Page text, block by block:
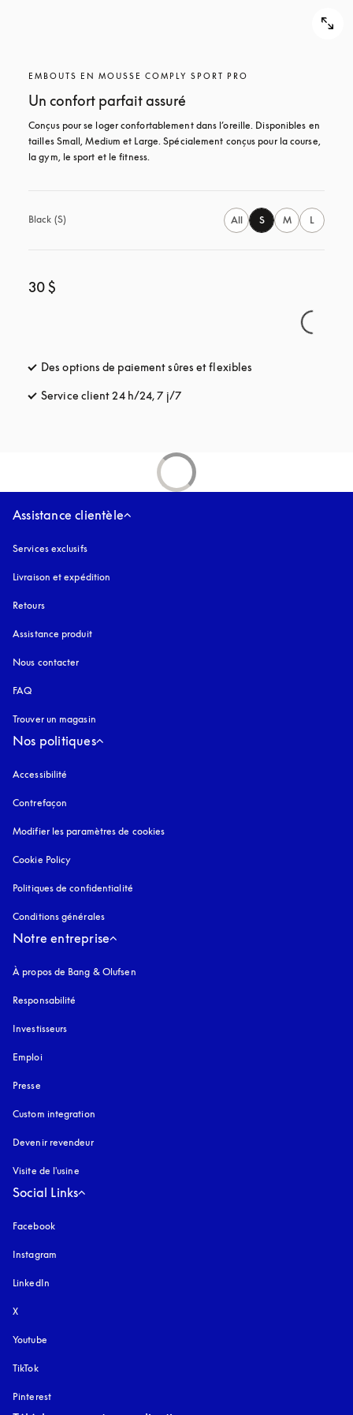
EMBOUTS EN MOUSSE COMPLY SPORT PRO
Un confort parfait assuré
Conçus pour se loger confortablement dans l’oreille. Disponibles en
tailles Small, Medium et Large. Spécialement conçus pour la course,
la gym, le sport et le fitness.
Black (S) All S M L
30 $
Des options de paiement sûres et flexibles
Service client 24 h/24, 7 j/7s’ouvre dans un nouvel onglet
Assistance clientèle
Services exclusifs
Livraison et expédition
Retours
Assistance produit
Nous contacter
FAQ
Trouver un magasin
Nos politiques
Accessibilité
Contrefaçon
Modifier les paramètres de cookies
Cookie Policy
Politiques de confidentialité
Conditions générales
Notre entreprise
À propos de Bang & Olufsen
Responsabilité
Investisseurs
Emploi
Presse
Custom integration
Devenir revendeur
Visite de l'usine
Social Links
Facebook
Instagram
LinkedIn
X
Youtube
TikTok
Pinterest